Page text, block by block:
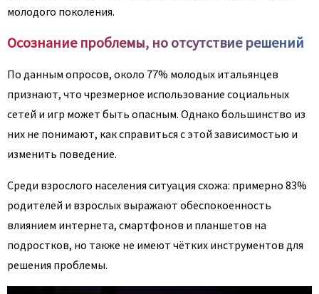
молодого поколения.
Осознание проблемы, но отсутствие решений
По данным опросов, около 77% молодых итальянцев
признают, что чрезмерное использование социальных
сетей и игр может быть опасным. Однако большинство из
них не понимают, как справиться с этой зависимостью и
изменить поведение.
Среди взрослого населения ситуация схожа: примерно 83%
родителей и взрослых выражают обеспокоенность
влиянием интернета, смартфонов и планшетов на
подростков, но также не имеют чётких инструментов для
решения проблемы.